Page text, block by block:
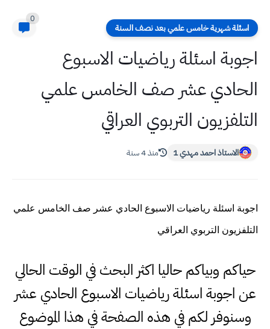
اسئلة شهرية خامس علمي بعد نصف السنة
0
اجوبة اسئلة رياضيات الاسبوع
الحادي عشر صف الخامس علمي
التلفزيون التربوي العراقي
الاستاذ احمد مهدي 1 منذ 4 سنة
اجوبة اسئلة رياضيات الاسبوع الحادي عشر صف الخامس علمي
التلفزيون التربوي العراقي
حياكم وبياكم حاليا اكثر البحث في الوقت الحالي
عن اجوبة اسئلة رياضيات الاسبوع الحادي عشر
وسنوفر لكم في هذه الصفحة في هذا الموضوع